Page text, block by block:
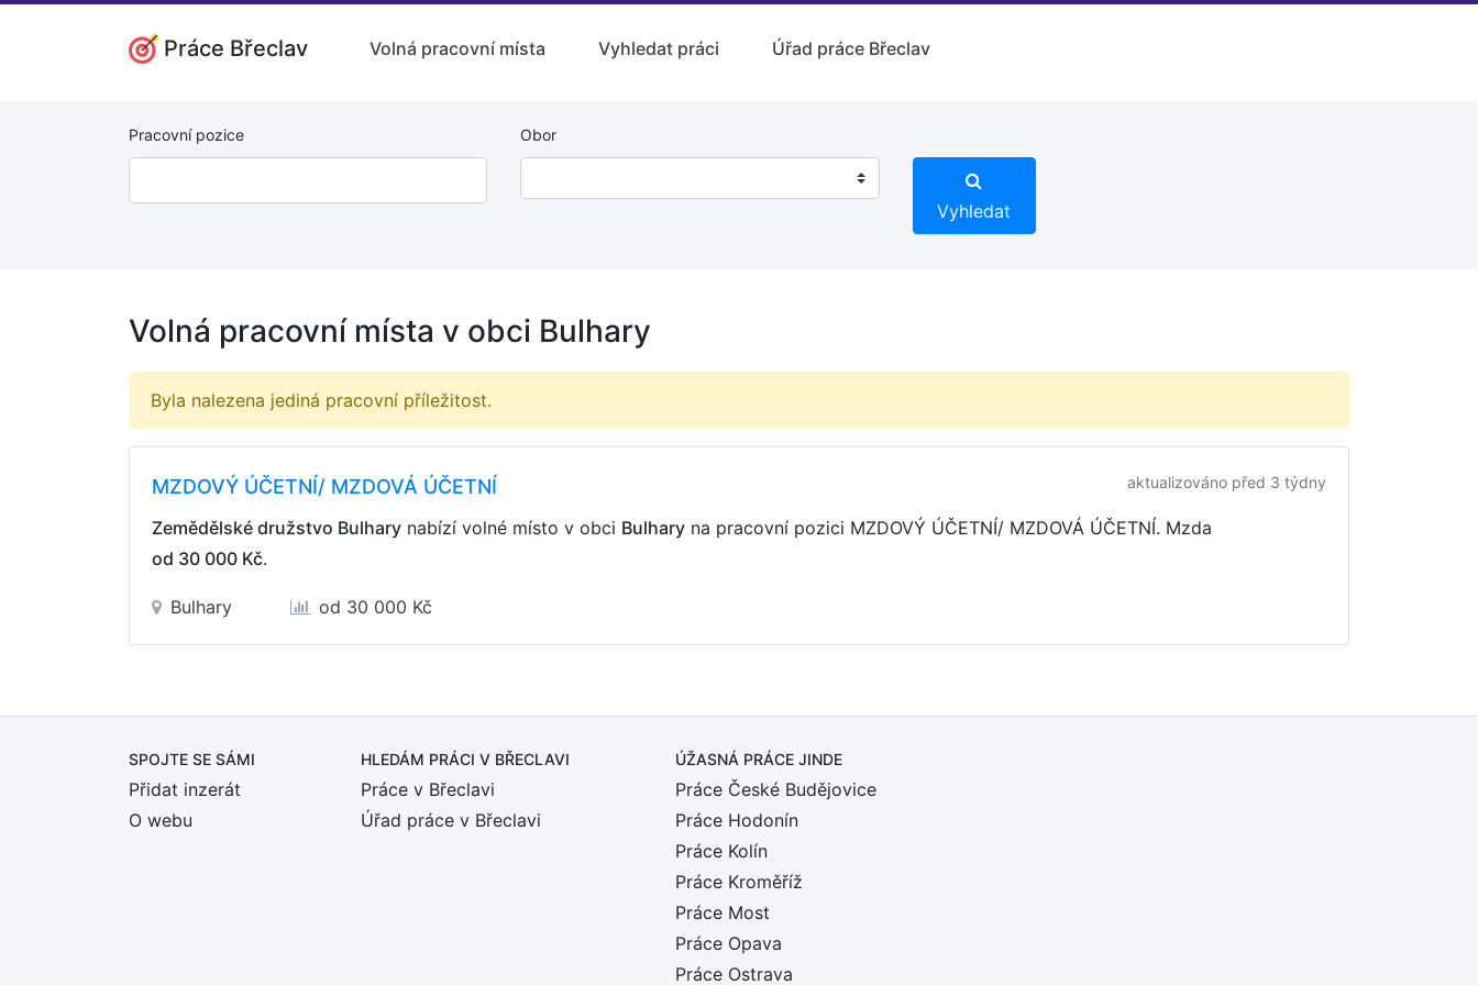
Práce Břeclav Volná pracovní místa Vyhledat práci Úřad práce Břeclav
Pracovní pozice Obor
Vyhledat
Volná pracovní místa v obci Bulhary
Byla nalezena jediná pracovní příležitost.
MZDOVÝ ÚČETNÍ/ MZDOVÁ ÚČETNÍ aktualizováno před 3 týdny
Zemědělské družstvo Bulhary nabízí volné místo v obci Bulhary na pracovní pozici MZDOVÝ ÚČETNÍ/ MZDOVÁ ÚČETNÍ. Mzda
od 30 000 Kč.
Bulhary od 30 000 Kč
SPOJTE SE SÁMI
Přidat inzerát
O webu
HLEDÁM PRÁCI V BŘECLAVI
Práce v Břeclavi
Úřad práce v Břeclavi
ÚŽASNÁ PRÁCE JINDE
Práce České Budějovice
Práce Hodonín
Práce Kolín
Práce Kroměříž
Práce Most
Práce Opava
Práce Ostrava